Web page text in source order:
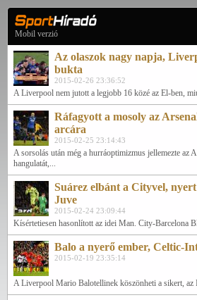
Mobil verzió
Az olaszok nagy napja,
bukta
2015-02-26 23:36:52
A Liverpool nem jutott a legjobb 16 közé az El-ben,
Ráfagyott a mosoly az
arcára
2015-02-25 23:14:43
A sorsolás után még a hurráoptimizmus jellemezte az
hangulatát,...
Suárez elbánt a Cityvel, nyert
Juve
2015-02-24 23:09:44
Kísértetiesen hasonlított az idei Man. City-Barcelona
Balo a nyerő ember, Celtic-
2015-02-19 23:35:14
A Liverpool Mario Balotellinek köszönheti a sikert, az